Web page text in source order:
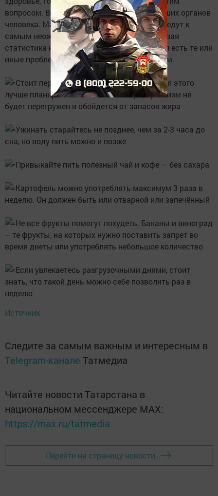
вопросом. Ведь, желудок – один из важнейших органов
человека. Малейшие сбои в его работе приведут к
самым неожиданным последствиям. Мировая
статистика неутешительна: у 30% населения есть те или
иные проблемы с желудком и пищеварением.
Стоит перейти на 5-6 разовое питание, для этого
лучше планировать питание с вечера, организм не
будет перегружен и обойдется от запасов жира
Ужинать старайтесь не позднее, чем за 2-3 часа до
сна, но воду пить можно и позже
Привыкайте пить полезный чай и кофе — без сахара
Картофель можно употреблять максимум 3 раза в
неделю. Он должен быть или отварной или запечённый
Не все фрукты помогут похудеть. Бананы и виноград
– те фрукты, на которых нужно поставить запрет во
время диеты или употреблять небольшое количество
Если увлекаетесь разгрузочными днями, стоит
знать, что такой день можно себе позволить раз в
неделю
Источник
Следите за самым важным и интересным в
Telegram-канале Татмедиа
Читайте новости Татарстана в
национальном мессенджере MАХ:
https://max.ru/tatmedia
Перейти на страницу новости